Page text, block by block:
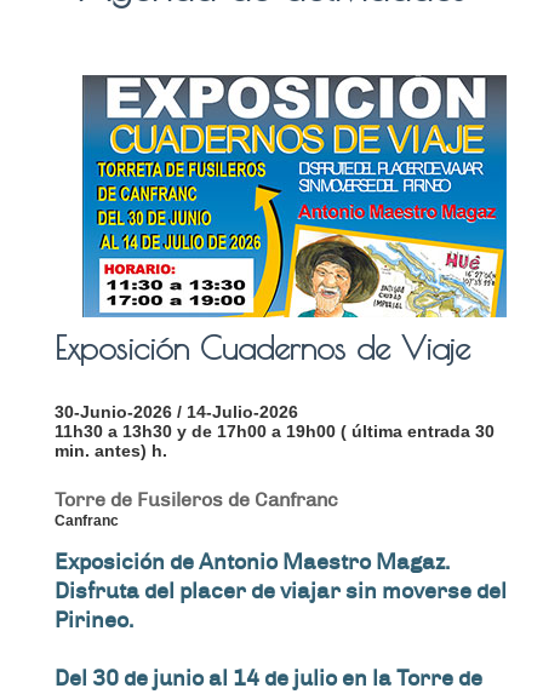
Exposición Cuadernos de Viaje
30-Junio-2026 / 14-Julio-2026
11h30 a 13h30 y de 17h00 a 19h00 ( última entrada 30
min. antes) h.
Torre de Fusileros de Canfranc
Canfranc
Exposición de Antonio Maestro Magaz.
Disfruta del placer de viajar sin moverse del
Pirineo.
Del 30 de junio al 14 de julio en la Torre de